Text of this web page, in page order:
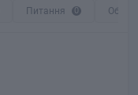
Питання 0 Обмін